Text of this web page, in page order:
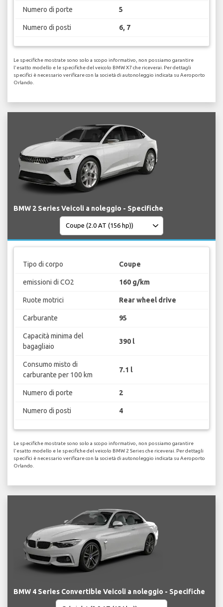
Numero di porte 5
Numero di posti 6, 7
Le specifiche mostrate sono solo a scopo informativo, non possiamo garantire
l'esatto modello e le specifiche del veicolo BMW X7 che riceverai. Per dettagli
specifici è necessario verificare con la società di autonoleggio indicata su Aeroporto
Orlando.
BMW 2 Series Veicoli a noleggio - Specifiche
Tipo di corpo Coupe
emissioni di CO2 160 g/km
Ruote motrici Rear wheel drive
Carburante 95
Capacità minima del
bagagliaio
390 l
Consumo misto di
carburante per 100 km
7.1 l
Numero di porte 2
Numero di posti 4
Le specifiche mostrate sono solo a scopo informativo, non possiamo garantire
l'esatto modello e le specifiche del veicolo BMW 2 Series che riceverai. Per dettagli
specifici è necessario verificare con la società di autonoleggio indicata su Aeroporto
Orlando.
BMW 4 Series Convertible Veicoli a noleggio - Specifiche